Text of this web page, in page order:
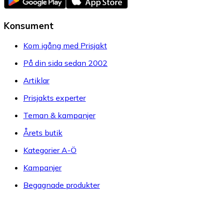
Konsument
Kom igång med Prisjakt
På din sida sedan 2002
Artiklar
Prisjakts experter
Teman & kampanjer
Årets butik
Kategorier A-Ö
Kampanjer
Begagnade produkter